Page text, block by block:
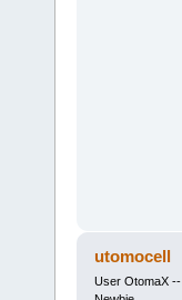
utomocell
User OtomaX --